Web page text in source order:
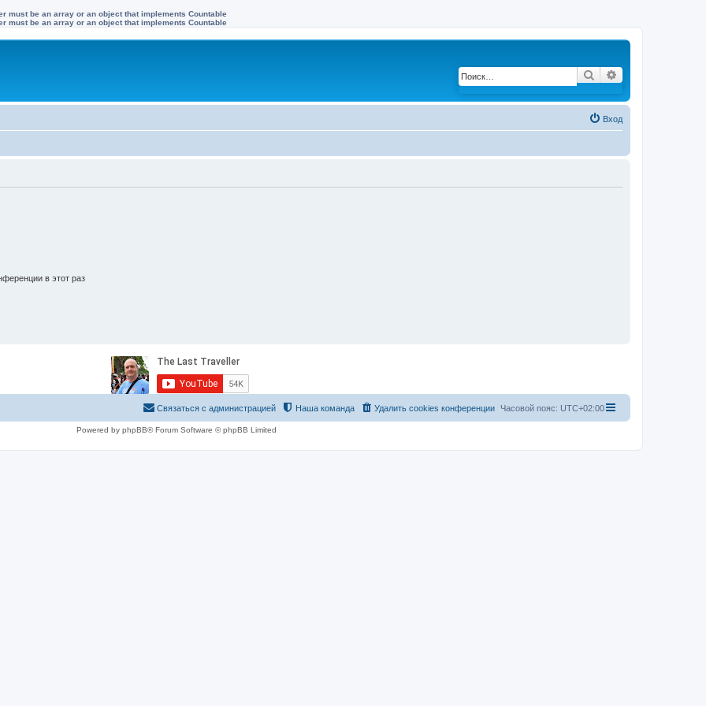
must be an array or an object that implements Countable
must be an array or an object that implements Countable
Поиск
Вход
в этот раз
Часовой пояс: UTC+02:00
Удалить cookies конференции
Наша команда
Связаться с администрацией
Powered by phpBB® Forum Software © phpBB Limited